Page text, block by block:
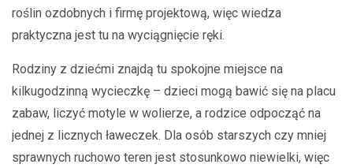
roślin ozdobnych i firmę projektową, więc wiedza
praktyczna jest tu na wyciągnięcie ręki.
Rodziny z dziećmi znajdą tu spokojne miejsce na
kilkugodzinną wycieczkę – dzieci mogą bawić się na placu
zabaw, liczyć motyle w wolierze, a rodzice odpocząć na
jednej z licznych ławeczek. Dla osób starszych czy mniej
sprawnych ruchowo teren jest stosunkowo niewielki, więc